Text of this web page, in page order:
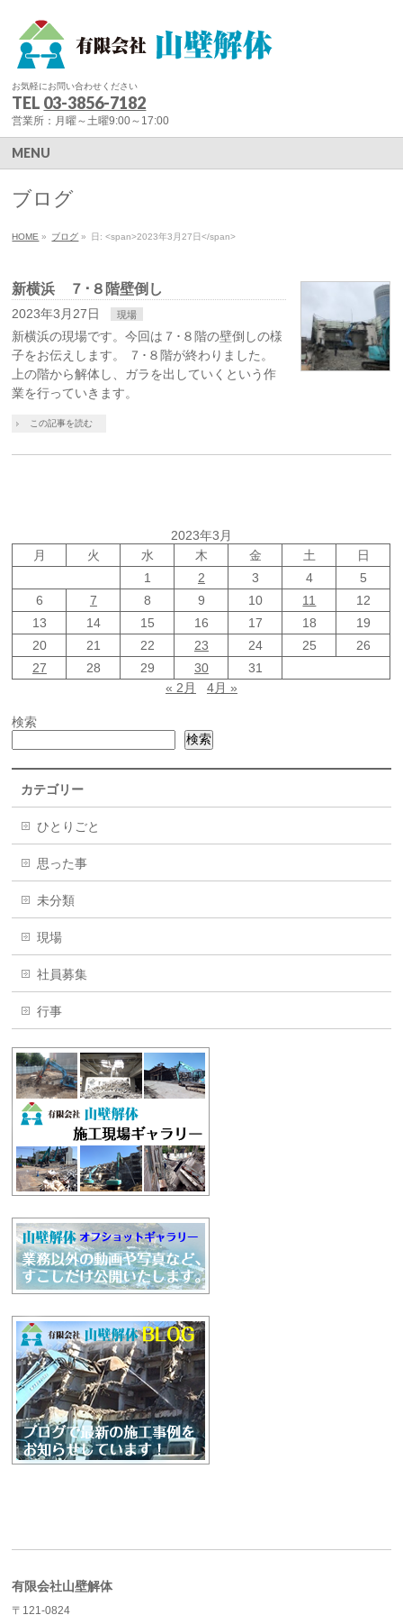
お気軽にお問い合わせください
TEL 03-3856-7182
営業所：月曜～土曜9:00～17:00
MENU
ブログ
HOME » ブログ » 日: <span>2023年3月27日</span>
新横浜 ７･８階壁倒し
2023年3月27日 現場
新横浜の現場です。今回は７･８階の壁倒しの様
子をお伝えします。 ７･８階が終わりました。
上の階から解体し、ガラを出していくという作
業を行っていきます。
この記事を読む
2023年3月
月
火 水 木 金 土
日
1
2 3 4
5
6
7 8 9 10 11
12
13
14 15 16 17 18
19
20
21 22 23 24 25
26
27
28 29 30
31
« 2月
4月 »
検索
検索
カテゴリー
ひとりごと
思った事
未分類
現場
社員募集
行事
有限会社山壁解体
〒121-0824